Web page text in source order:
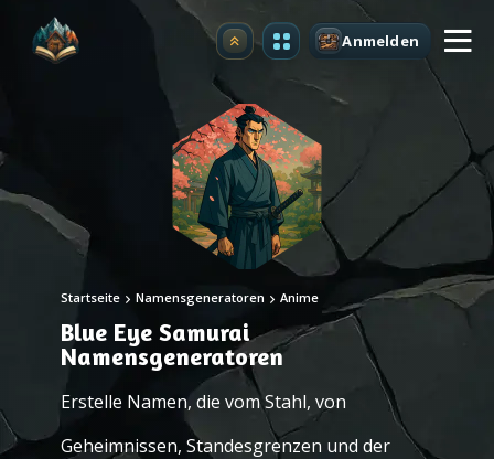
Upgrade Anmelden
Startseite Namensgeneratoren Anime
Blue Eye Samurai
Namensgeneratoren
Erstelle Namen, die vom Stahl, von
Geheimnissen, Standesgrenzen und der